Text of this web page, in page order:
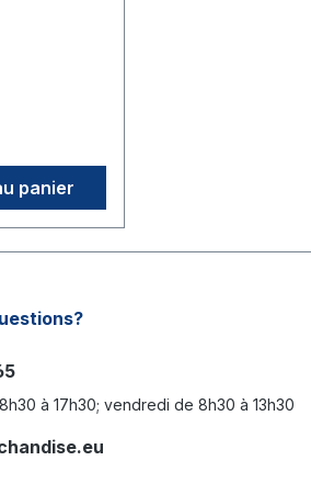
:
en
"Paul
Paul
Remarque :
le RI
panier
à 17h30; vendredi de 8h30 à 13h30